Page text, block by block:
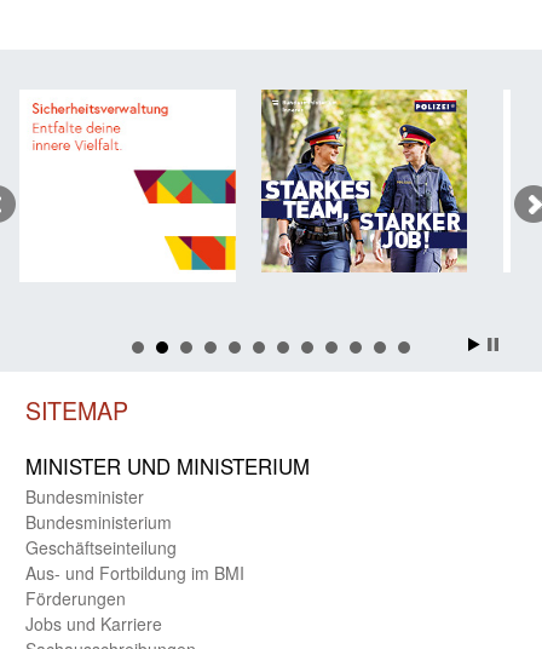
SITEMAP
MINISTER UND MINIST­ERIUM
Bundes­minister
Bundes­ministerium
Geschäfts­einteilung
Aus- und Fortbildung im BMI
Förderungen
Jobs und Karriere